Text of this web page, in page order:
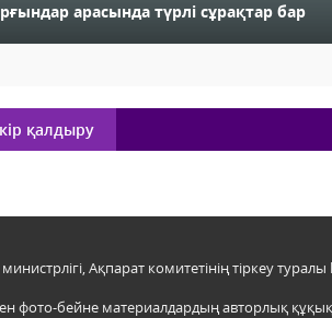
арасында түрлі сұрақтар бар
қалдыру
Ақпарат комитетінің тіркеу туралы
фото-бейне материалдардың авторлық